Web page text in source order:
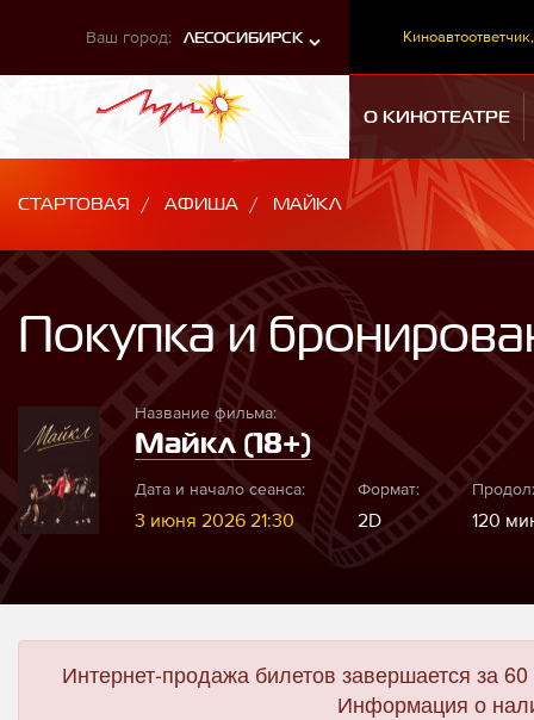
Ваш город: ЛЕСОСИБИРСК Киноавтоответчик,
О КИНОТЕАТРЕ
СТАРТОВАЯ АФИША МАЙКЛ
Покупка и
Название фильма:
Майкл (18+)
Дата и начало сеанса:
3 июня 2026 21:30
Формат:
2D 120
Интернет-продажа билетов завершается за
Информация о